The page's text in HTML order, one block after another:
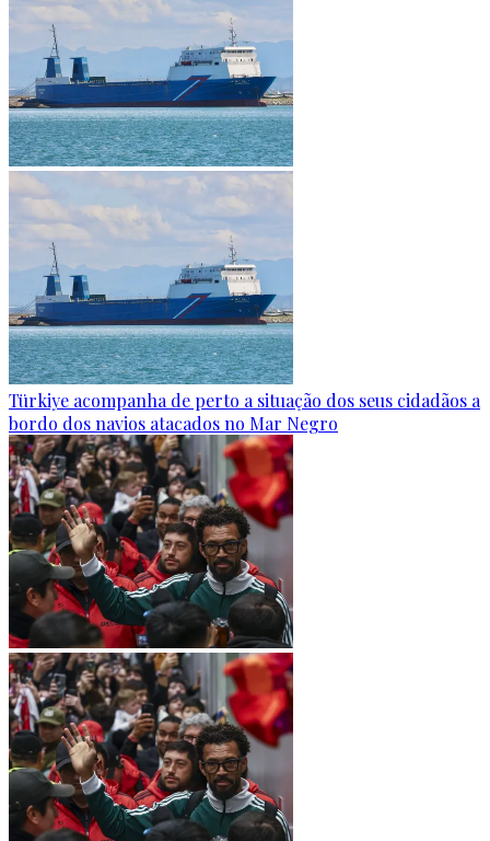
Türkiye acompanha de perto a situação dos seus cidadãos a
bordo dos navios atacados no Mar Negro